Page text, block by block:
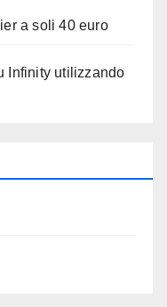
a soli 40 euro
Infinity utilizzando